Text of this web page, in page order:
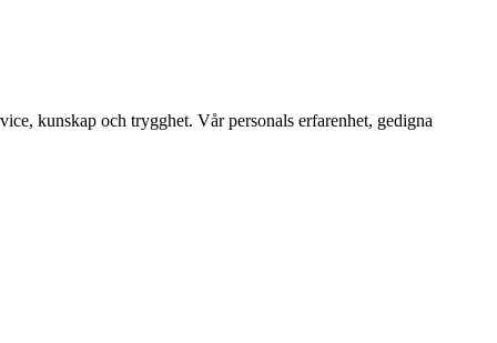
kunskap och trygghet. Vår personals erfarenhet, gedigna